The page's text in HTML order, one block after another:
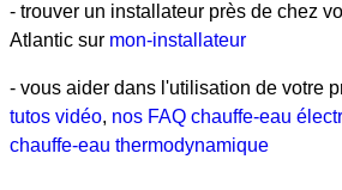
- trouver un installateur près de chez
Atlantic sur mon-installateur
- vous aider dans l'utilisation de votre
tutos vidéo, nos FAQ chauffe-eau
chauffe-eau thermodynamique